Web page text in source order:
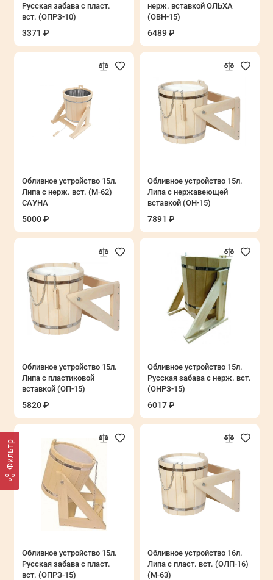
Фильтр
Русская забава с пласт.
вст. (ОПРЗ-10)
3371 ₽
нерж. вставкой ОЛЬХА
(ОВН-15)
6489 ₽
Обливное устройство 15л.
Липа с нерж. вст. (М-62)
САУНА
5000 ₽
Обливное устройство 15л.
Липа с нержавеющей
вставкой (ОН-15)
7891 ₽
Обливное устройство 15л.
Липа с пластиковой
вставкой (ОП-15)
5820 ₽
Обливное устройство 15л.
Русская забава с нерж. вст.
(ОНРЗ-15)
6017 ₽
Обливное устройство 15л.
Русская забава с пласт.
вст. (ОПРЗ-15)
Обливное устройство 16л.
Липа с пласт. вст. (ОЛП-16)
(М-63)